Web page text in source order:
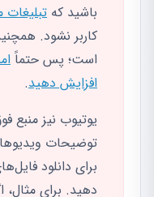
باشید که تبلیغات
کاربر نشود.
است؛ پس حتماً
افزایش دهید.
یوتیوب نیز منبع
توضیحات
برای دانلود
دهید. برای مثال،